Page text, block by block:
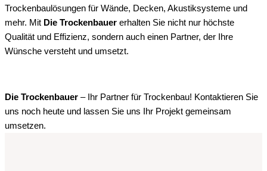
Trockenbaulösungen für Wände, Decken, Akustiksysteme und
mehr. Mit Die Trockenbauer erhalten Sie nicht nur höchste
Qualität und Effizienz, sondern auch einen Partner, der Ihre
Wünsche versteht und umsetzt.
Die Trockenbauer – Ihr Partner für Trockenbau! Kontaktieren Sie
uns noch heute und lassen Sie uns Ihr Projekt gemeinsam
umsetzen.